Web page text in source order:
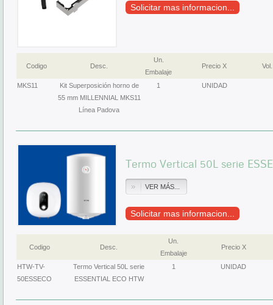
Solicitar mas informacion...
Codigo Desc.
Un.
Embalaje
Precio X Vol.
MKS11
Kit Superposición horno de
55 mm MILLENNIAL MKS11
Línea Padova
1 UNIDAD
Termo Vertical 50L serie
VER MÁS...
Solicitar mas informacion...
Codigo Desc.
Un.
Embalaje
Precio X
HTW-TV-
50ESSECO
Termo Vertical 50L serie
ESSENTIAL ECO HTW
1 UNIDAD